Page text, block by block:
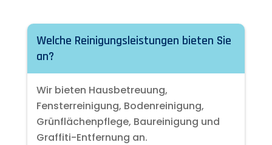
Welche Reinigungsleistungen bieten Sie
an?
Wir bieten Hausbetreuung,
Fensterreinigung, Bodenreinigung,
Grünflächenpflege, Baureinigung und
Graffiti-Entfernung an.